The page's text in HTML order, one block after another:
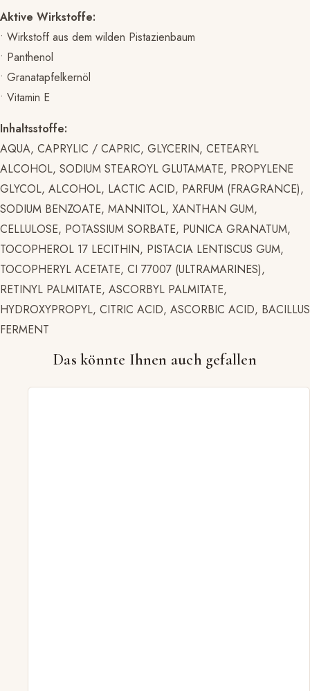
Aktive Wirkstoffe:
• Wirkstoff aus dem wilden Pistazienbaum
• Panthenol
• Granatapfelkernöl
• Vitamin E
Inhaltsstoffe:
AQUA, CAPRYLIC / CAPRIC, GLYCERIN, CETEARYL
ALCOHOL, SODIUM STEAROYL GLUTAMATE, PROPYLENE
GLYCOL, ALCOHOL, LACTIC ACID, PARFUM (FRAGRANCE),
SODIUM BENZOATE, MANNITOL, XANTHAN GUM,
CELLULOSE, POTASSIUM SORBATE, PUNICA GRANATUM,
TOCOPHEROL 17 LECITHIN, PISTACIA LENTISCUS GUM,
TOCOPHERYL ACETATE, CI 77007 (ULTRAMARINES),
RETINYL PALMITATE, ASCORBYL PALMITATE,
HYDROXYPROPYL, CITRIC ACID, ASCORBIC ACID, BACILLUS
FERMENT